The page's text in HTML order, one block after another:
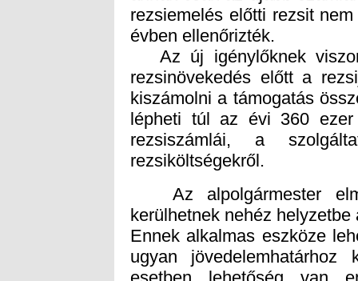
évben ellenőrizték.
Az új igénylőknek
rezsinövekedés előtt a
kiszámolni a támogatás
lépheti túl az évi 360
rezsiszámlái, a
rezsiköltségekről.
Az alpolgármester
kerülhetnek nehéz
Ennek alkalmas eszköze
ugyan
esetben lehetőség van
támogatás összege is
az irodához. Aki